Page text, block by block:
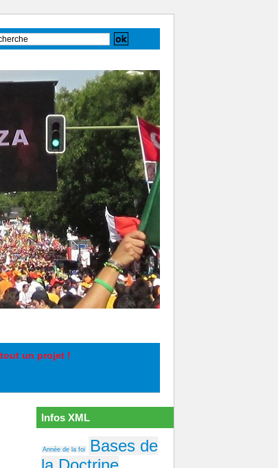
un projet !
Infos XML
Année de la foi
Bases de